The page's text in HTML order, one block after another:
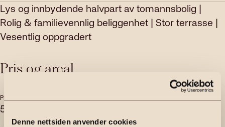
Denne nettsiden anvender cookies
Lys og innbydende halvpart av tomannsbolig |
Rolig & familievennlig beliggenhet | Stor terrasse |
Vesentlig oppgradert
Pris og areal
PRISANTYDNING
5 490 000
OMKOSTNINGER